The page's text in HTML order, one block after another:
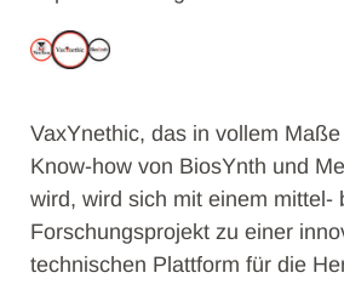
VaxYnethic, das in vollem
Know-how von BiosYnth und
wird, wird sich mit einem mittel-
Forschungsprojekt zu einer
technischen Plattform für die